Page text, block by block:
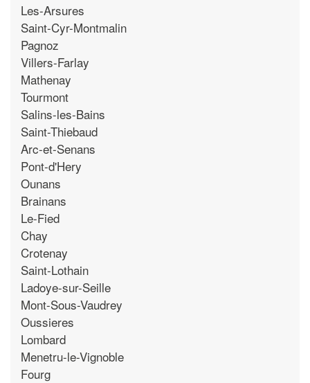
Les-Arsures
Saint-Cyr-Montmalin
Pagnoz
Villers-Farlay
Mathenay
Tourmont
Salins-les-Bains
Saint-Thiebaud
Arc-et-Senans
Pont-d'Hery
Ounans
Brainans
Le-Fied
Chay
Crotenay
Saint-Lothain
Ladoye-sur-Seille
Mont-Sous-Vaudrey
Oussieres
Lombard
Menetru-le-Vignoble
Fourg